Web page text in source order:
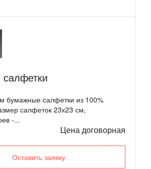
бумажные салфетки из 100%
салфеток 23х23 см,
-...
Цена договорная
Оставить заявку